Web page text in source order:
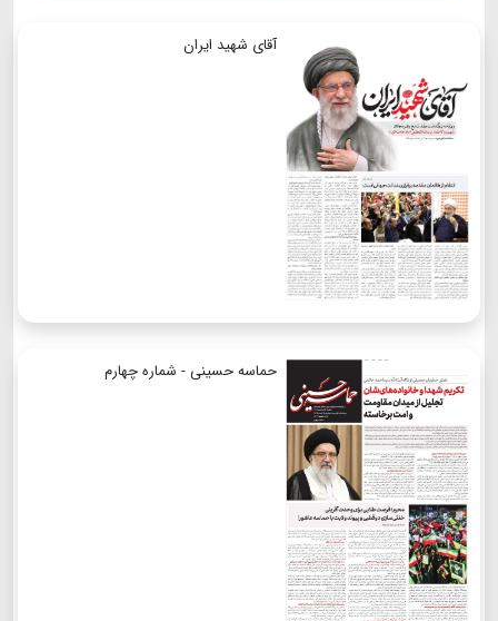
آقای شهید ایران
حماسه حسینی - شماره چهارم